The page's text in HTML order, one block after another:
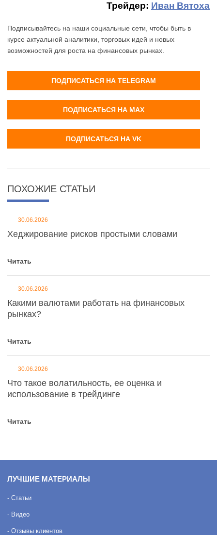
Трейдер: Иван Вятоха
Подписывайтесь на наши социальные сети, чтобы быть в
курсе актуальной аналитики, торговых идей и новых
возможностей для роста на финансовых рынках.
ПОДПИСАТЬСЯ НА TELEGRAM
ПОДПИСАТЬСЯ НА MAX
ПОДПИСАТЬСЯ НА VK
ПОХОЖИЕ СТАТЬИ
30.06.2026
Хеджирование рисков простыми словами
Читать
30.06.2026
Какими валютами работать на финансовых
рынках?
Читать
30.06.2026
Что такое волатильность, ее оценка и
использование в трейдинге
Читать
ЛУЧШИЕ МАТЕРИАЛЫ
- Статьи
- Видео
- Отзывы клиентов